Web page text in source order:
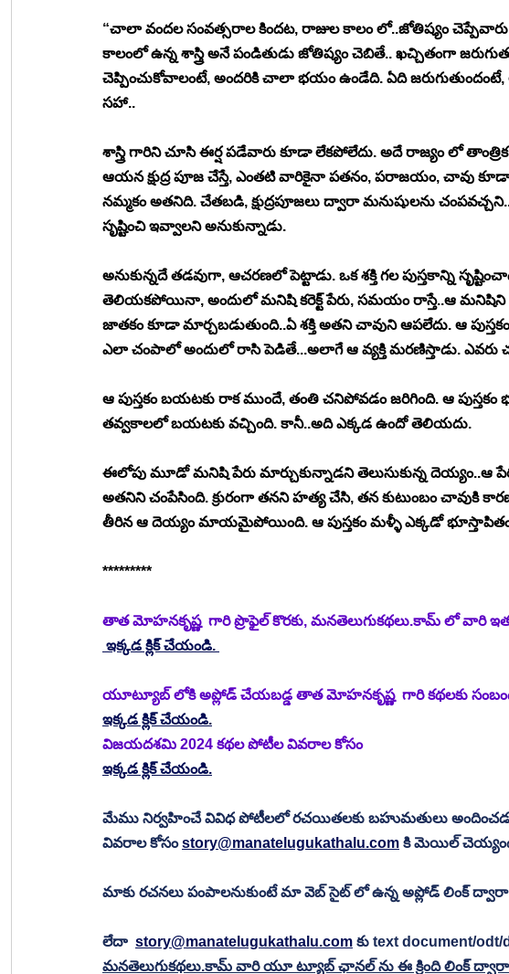
“చాలా వందల సంవత్సరాల కిందట, రాజుల కాలం లో..జోతిష్యం
కాలంలో ఉన్న శాస్త్రి అనే పండితుడు జోతిష్యం చెబితే.. ఖచ్చితంగా
చెప్పించుకోవాలంటే, అందరికి చాలా భయం ఉండేది. ఏది జరుగుతుందంటే,
సహా..
శాస్త్రి గారిని చూసి ఈర్ష పడేవారు కూడా లేకపోలేదు. అదే రాజ్యం లో
ఆయన క్షుద్ర పూజ చేస్తే, ఎంతటి వారికైనా పతనం, పరాజయం, చావు
నమ్మకం అతనిది. చేతబడి, క్షుద్రపూజలు ద్వారా మనుషులను
సృష్టించి ఇవ్వాలని అనుకున్నాడు.
అనుకున్నదే తడవుగా, ఆచరణలో పెట్టాడు. ఒక శక్తి గల పుస్తకాన్ని
తెలియకపోయినా, అందులో మనిషి కరెక్ట్ పేరు, సమయం రాస్తే..ఆ
జాతకం కూడా మార్చబడుతుంది..ఏ శక్తి అతని చావుని ఆపలేదు. ఆ
ఎలా చంపాలో అందులో రాసి పెడితే...అలాగే ఆ వ్యక్తి మరణిస్తాడు.
ఆ పుస్తకం బయటకు రాక ముందే, తంతి చనిపోవడం జరిగింది. ఆ
తవ్వకాలలో బయటకు వచ్చింది. కానీ..అది ఎక్కడ ఉందో తెలియదు.
ఈలోపు మూడో మనిషి పేరు మార్చుకున్నాడని తెలుసుకున్న దెయ్యం..ఆ
అతనిని చంపేసింది. క్రురంగా తనని హత్య చేసి, తన కుటుంబం చావుకి
తీరిన ఆ దెయ్యం మాయమైపోయింది. ఆ పుస్తకం మళ్ళీ ఎక్కడో
*********
తాత మోహనకృష్ణ  గారి ప్రొఫైల్ కొరకు, మనతెలుగుకథలు.కామ్ లో వారి
ఇక్కడ క్లిక్ చేయండి.
యూట్యూబ్ లోకి అప్లోడ్ చేయబడ్డ తాత మోహనకృష్ణ  గారి కథలకు
ఇక్కడ క్లిక్ చేయండి.
విజయదశమి 2024 కథల పోటీల వివరాల కోసం
ఇక్కడ క్లిక్ చేయండి.
మేము నిర్వహించే వివిధ పోటీలలో రచయితలకు బహుమతులు
వివరాల కోసం story@manatelugukathalu.com కి మెయిల్
మాకు రచనలు పంపాలనుకుంటే మా వెబ్ సైట్ లో ఉన్న అప్లోడ్ లింక్ ద్వారా
లేదా story@manatelugukathalu.com కు text document/
మనతెలుగుకథలు.కామ్ వారి యూ ట్యూబ్ ఛానల్ ను ఈ క్రింది లింక్ ద్వారా